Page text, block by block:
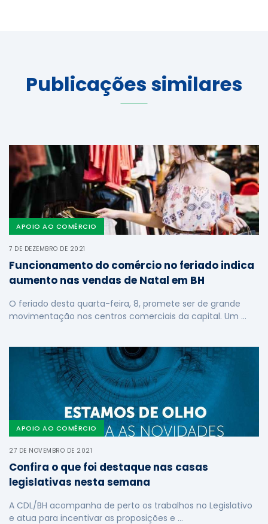
Publicações similares
APOIO AO COMÉRCIO
7 DE DEZEMBRO DE 2021
Funcionamento do comércio no feriado indica
aumento nas vendas de Natal em BH
O feriado desta quarta-feira, 8, promete ser de grande
movimentação nos centros comerciais da capital. Um …
APOIO AO COMÉRCIO
27 DE NOVEMBRO DE 2021
Confira o que foi destaque nas casas
legislativas nesta semana
A CDL/BH acompanha de perto os trabalhos no Legislativo
e atua para incentivar as proposições e …